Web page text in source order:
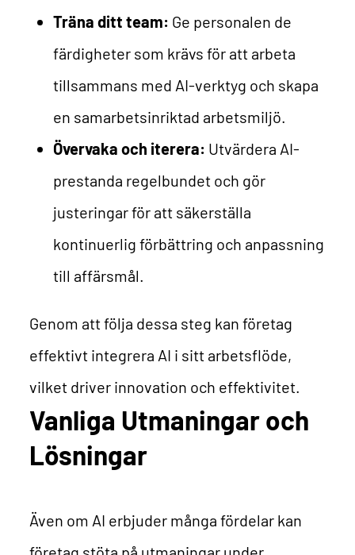
Träna ditt team: Ge personalen de
färdigheter som krävs för att arbeta
tillsammans med AI-verktyg och skapa
en samarbetsinriktad arbetsmiljö.
Övervaka och iterera: Utvärdera AI-
prestanda regelbundet och gör
justeringar för att säkerställa
kontinuerlig förbättring och anpassning
till affärsmål.
Genom att följa dessa steg kan företag
effektivt integrera AI i sitt arbetsflöde,
vilket driver innovation och effektivitet.
Vanliga Utmaningar och
Lösningar
Även om AI erbjuder många fördelar kan